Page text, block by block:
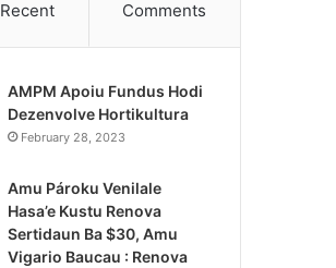
Recent Comments
AMPM Apoiu Fundus Hodi
Dezenvolve Hortikultura
February 28, 2023
Amu Pároku Venilale
Hasa’e Kustu Renova
Sertidaun Ba $30, Amu
Vigario Baucau : Renova